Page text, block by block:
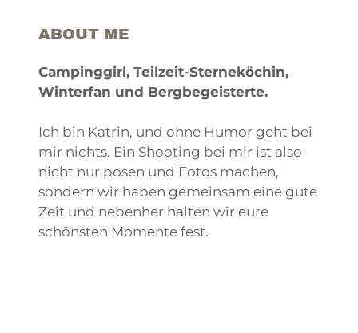
ABOUT ME
Campinggirl, Teilzeit-Sterneköchin,
Winterfan und Bergbegeisterte.
Ich bin Katrin, und ohne Humor geht bei
mir nichts. Ein Shooting bei mir ist also
nicht nur posen und Fotos machen,
sondern wir haben gemeinsam eine gute
Zeit und nebenher halten wir eure
schönsten Momente fest.